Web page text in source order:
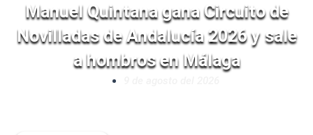
Manuel Quintana gana Circuito de
Novilladas de Andalucía 2026 y sale
a hombros en Málaga